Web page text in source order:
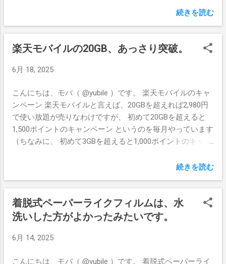
プを取り出す手間とか、車内でどこかに絡まって断線を経
験したならば、そこそこのワイヤレスイヤホンでいいじゃ
ん、となる気持ちも出てきます（とはいえ、ワイヤレスに
も紛失や電波状況や電源管理の問題はあります）。 まあ、
ン付きAirPodsですべて話が済んでしまうわけですが、その
とでぼくにとってのMacの存在意義が微妙に揺らぎ、こう
した機動力と性能のバランスを改めて考えるようになりま
した。 使いづらい多機能・高性能より、使いやすいシンプ
ル機能＆性能 最近は持ち歩きやすいiPad Air + Smart
Keyboard Folioが外出のお供で、スマホも一時期は4台持ち
に絞り、カメラも持ち歩くのをやめました。イヤホンは
AirPods Pro 2と SoundPeats ...
い。いや高いデバイスだから仕方ないんだけれども。 そん
険です。 AppleCareとモバイルデバイス向け保険 それぞれ
を大雑把にまとめると、 AppleCare：Apple自身の保証プロ
ず価格もやや高め。ただし汎用の保険と違ってへたったバ
Magic Keyboardなどの故障もカバーしてくれます。 モバイ
ルデバイス向け保険：損保などが展開する汎用の保険で、
だいたいAppleCareより加入条件が緩く価格も安め。1つの
契約で複数台カバーできたりもするのでお得感は強いで
す。ただし Apple PencilやMagic Keyboardはカバーされませ
険や保証の話になると、だいたいAppleCareはいらない、高
い、だから モバイル保険 に入ろう！ みたいな記事が多い
よ！ っていうストロングスタイルの記事もチラホラ。 ま
あ、いろんなデバイス持ってる人にとっては モバイル保険
めにモバイル保険に加入してます。 iPadはAppleCareがいい
続きを読む
楽天モバイルの20GB、あっさり突破。
6月 18, 2025
こんにちは、モバ（ @yubile ）です。 楽天モバイルのキャ
ンペーン 楽天モバイルと言えば、20GBを超えれば2,980円
で使い放題が売りなわけですが、 初めて20GBを超えると
1,500ポイントのキャンペーン というのを毎月やっています
（ちなみに、 初めて3GBを超えると1,000ポイントのキャン
ントももらえるなら1回はやってみるべきだよね！ と思い
か超えられない！ IIJmioの5GBですら使い切れないのに、
20GBとかどうすんの、って話です。 9600bpsの頃はさすが
に知りませんが、グレーの公衆電話でテレカを気にしなが
タ通信はケチりがちなのです。 YouTubeやNetflixなんかは
続きを読む
着脱式ペーパーライクフィルムは、水
洗いした方がよかったみたいです。
6月 14, 2025
こんにちは、モバ（ @yubile ）です。 着脱式ペーパーライ